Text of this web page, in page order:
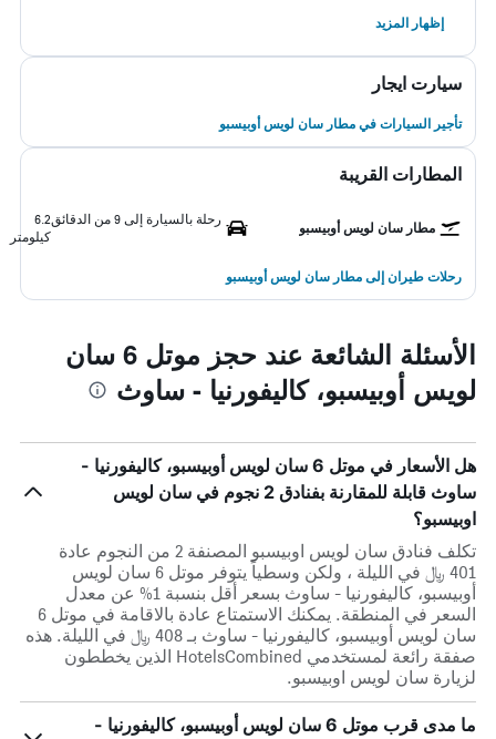
إظهار المزيد
سيارت ايجار
تأجير السيارات في مطار سان لويس أوبيسبو
المطارات القريبة
مطار سان لويس أوبيسبو
رحلة بالسيارة إلى 9 من الدقائق
6.2
كيلومتر
رحلات طيران إلى مطار سان لويس أوبيسبو
الأسئلة الشائعة عند حجز موتل 6 سان
لويس أوبيسبو، كاليفورنيا - ساوث
هل الأسعار في موتل 6 سان لويس أوبيسبو، كاليفورنيا -
ساوث قابلة للمقارنة بفنادق 2 نجوم في سان لويس
اوبيسبو؟
تكلف فنادق سان لويس اوبيسبو المصنفة 2 من النجوم عادة
401 ﷼ في الليلة ، ولكن وسطياً يتوفر موتل 6 سان لويس
أوبيسبو، كاليفورنيا - ساوث بسعر أقل بنسبة 1% عن معدل
السعر في المنطقة. يمكنك الاستمتاع عادة بالاقامة في موتل 6
سان لويس أوبيسبو، كاليفورنيا - ساوث بـ 408 ﷼ في الليلة. هذه
صفقة رائعة لمستخدمي HotelsCombined الذين يخططون
لزيارة سان لويس اوبيسبو.
ما مدى قرب موتل 6 سان لويس أوبيسبو، كاليفورنيا -